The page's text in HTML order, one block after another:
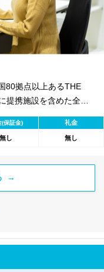
80拠点以上あるTHE
提携施設を含めた全
(保証金) 礼金
無し 無し
→